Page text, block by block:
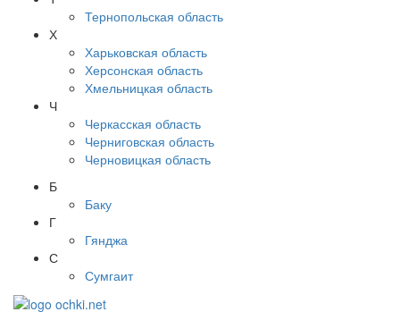
Тернопольская область
Х
Харьковская область
Херсонская область
Хмельницкая область
Ч
Черкасская область
Черниговская область
Черновицкая область
Б
Баку
Г
Гянджа
С
Сумгаит